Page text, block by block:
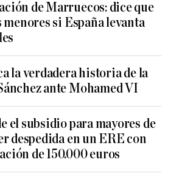
de Marruecos: dice que
si España levanta
la verdadera historia de la
ante Mohamed VI
el subsidio para mayores de
despedida en un ERE con
de 150.000 euros